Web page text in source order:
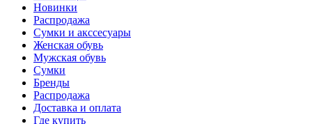
Новинки
Распродажа
Сумки и акссесуары
Женская обувь
Мужская обувь
Сумки
Бренды
Распродажа
Доставка и оплата
Где купить